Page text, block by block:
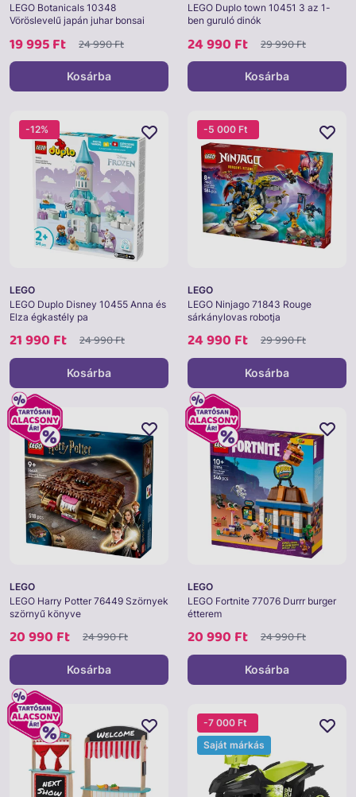
LEGO Botanicals 10348
Vöröslevelű japán juhar bonsai
19 995 Ft 24 990 Ft
Kosárba
LEGO Duplo town 10451 3 az 1-
ben guruló dinók
24 990 Ft 29 990 Ft
Kosárba
LEGO
LEGO Duplo Disney 10455 Anna és
Elza égkastély pa
21 990 Ft 24 990 Ft
-12%
Kosárba
LEGO
LEGO Ninjago 71843 Rouge
sárkánylovas robotja
24 990 Ft 29 990 Ft
-5 000 Ft
Kosárba
LEGO
LEGO Harry Potter 76449 Szörnyek
szörnyű könyve
20 990 Ft 24 990 Ft
Kosárba
LEGO
LEGO Fortnite 77076 Durrr burger
étterem
20 990 Ft 24 990 Ft
Kosárba
-7 000 Ft
Saját márkás